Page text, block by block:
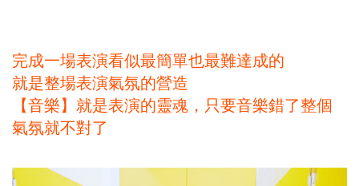
完成一場表演看似最簡單也最難達成的
就是整場表演氣氛的營造
【音樂】就是表演的靈魂，只要音樂錯了整個
氣氛就不對了